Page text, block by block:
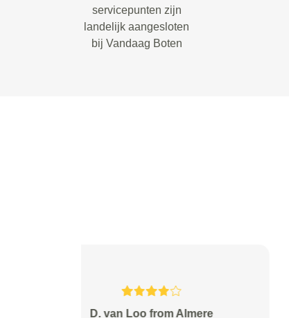
servicepunten zijn
landelijk aangesloten
bij Vandaag Boten
Wieringa from Elburg